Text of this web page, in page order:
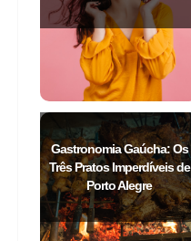
Gastronomia Gaúcha: Os
Três Pratos Imperdíveis de
Porto Alegre